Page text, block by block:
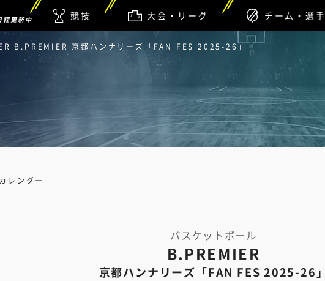
程更新中 競技 大会・リーグ チーム・選手
B.PREMIER 京都ハンナリーズ「FAN FES 2025-26」
バスケットボール
B.PREMIER
京都ハンナリーズ「FAN FES 2025-26」
レンダー